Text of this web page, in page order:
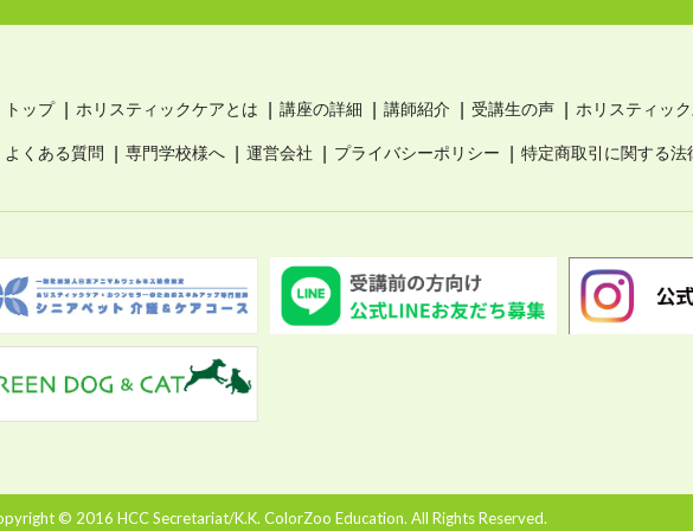
トップ ホリスティックケアとは 講座の詳細 講師紹介 受講生の声 ホリスティッ
よくある質問 専門学校様へ 運営会社 プライバシーポリシー 特定商取引に関する法
© 2016 HCC Secretariat/K.K. ColorZoo Education. All Rights Reserved.